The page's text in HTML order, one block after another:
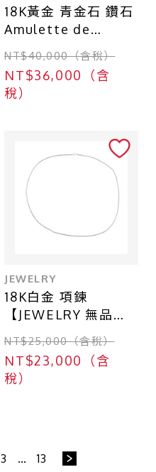
18K黃金 青金石 鑽石
Amulette de
Cartier 手鍊
【Cartier 卡地亞】
B6046317
NT$40,000（含稅）
NT$36,000（含
稅）
JEWELRY
18K白金 項鍊
【JEWELRY 無品牌
珠寶】 750WG 5.0g
NT$25,000（含稅）
NT$23,000（含
稅）
3 ... 13